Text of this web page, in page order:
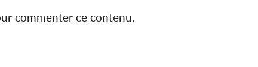
commenter ce contenu.